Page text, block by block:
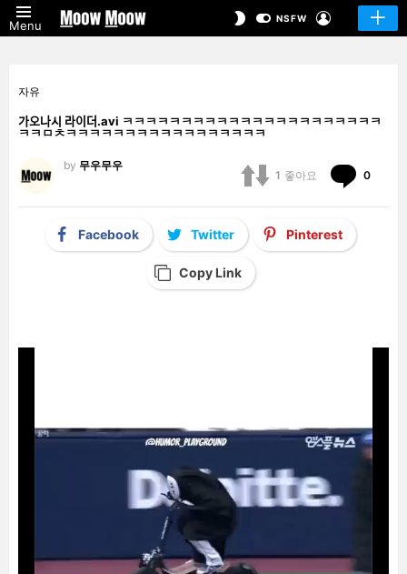
Menu
SWITCHNSFW
자유
가오나시 라이더.avi ㅋㅋㅋㅋㅋㅋㅋㅋㅋㅋㅋㅋㅋㅋㅋㅋㅋㅋㅋㅋㅋㅋ
ㅋㅋㅁㅊㅋㅋㅋㅋㅋㅋㅋㅋㅋㅋㅋㅋㅋㅋㅋㅋㅋ
by 무우무우
1 좋아요 0
Facebook Twitter Pinterest
Copy Link